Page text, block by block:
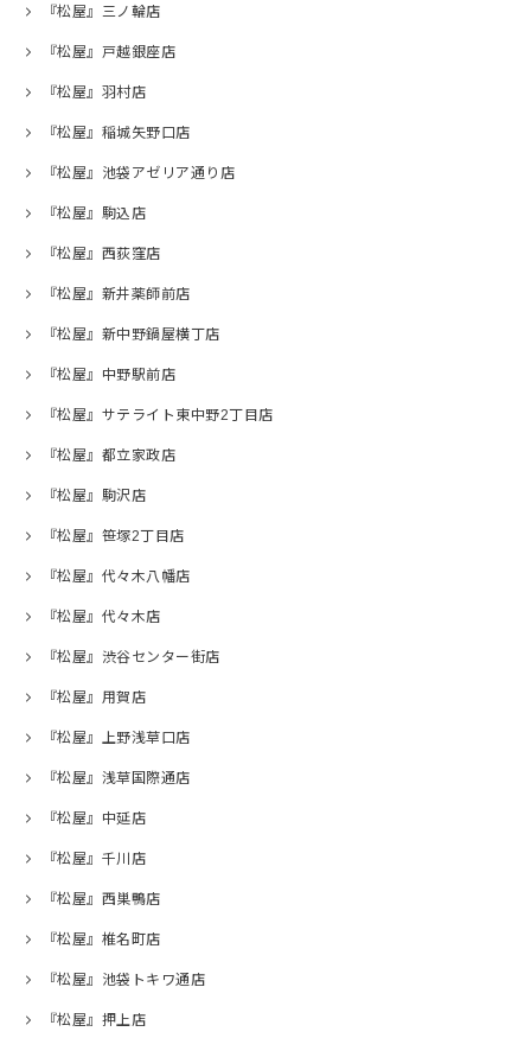
『松屋』三ノ輪店
『松屋』戸越銀座店
『松屋』羽村店
『松屋』稲城矢野口店
『松屋』池袋アゼリア通り店
『松屋』駒込店
『松屋』西荻窪店
『松屋』新井薬師前店
『松屋』新中野鍋屋横丁店
『松屋』中野駅前店
『松屋』サテライト東中野2丁目店
『松屋』都立家政店
『松屋』駒沢店
『松屋』笹塚2丁目店
『松屋』代々木八幡店
『松屋』代々木店
『松屋』渋谷センター街店
『松屋』用賀店
『松屋』上野浅草口店
『松屋』浅草国際通店
『松屋』中延店
『松屋』千川店
『松屋』西巣鴨店
『松屋』椎名町店
『松屋』池袋トキワ通店
『松屋』押上店